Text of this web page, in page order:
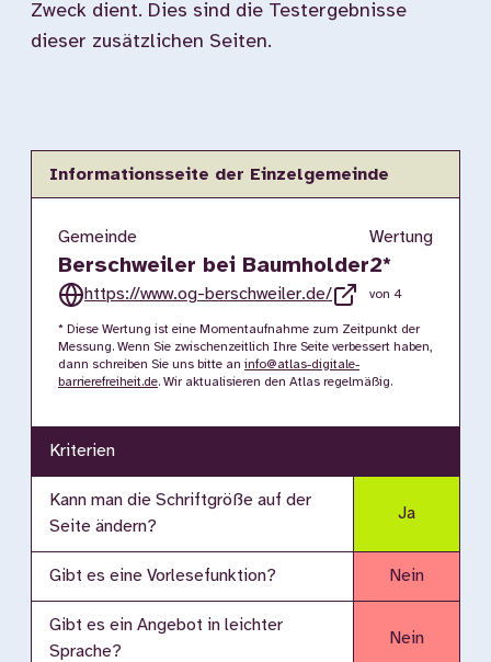
Zweck dient. Dies sind die Testergebnisse
dieser zusätzlichen Seiten.
Informationsseite der Einzelgemeinde
Gemeinde
Berschweiler bei Baumholder
https://www.og-berschweiler.de/
Wertung
2*
von 4
* Diese Wertung ist eine Momentaufnahme zum Zeitpunkt der
Messung. Wenn Sie zwischenzeitlich Ihre Seite verbessert haben,
dann schreiben Sie uns bitte an info@atlas-digitale-
barrierefreiheit.de. Wir aktualisieren den Atlas regelmäßig.
Kriterien
Kann man die Schriftgröße auf der
Seite ändern?
Ja
Gibt es eine Vorlesefunktion? Nein
Gibt es ein Angebot in leichter
Sprache?
Nein